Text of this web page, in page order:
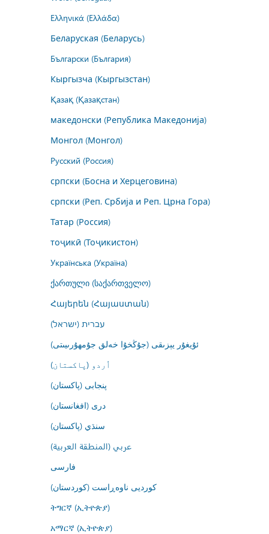
Ελληνικά (Ελλάδα)
Беларуская (Беларусь)
Български (България)
Кыргызча (Кыргызстан)
Қазақ (Қазақстан)
македонски (Република Македонија)
Монгол (Монгол)
Русский (Россия)
српски (Босна и Херцеговина)
српски (Реп. Србија и Реп. Црна Гора)
Татар (Россия)
тоҷикӣ (Тоҷикистон)
Українська (Україна)
ქართული (საქართველო)
Հայերեն (Հայաստան)
עברית (ישראל)
ئۇيغۇر يېزىقى (جۇڭخۇا خەلق جۇمھۇرىيىتى)
اُردو (پاکستان)
پنجابی (پاکستان)
درى (افغانستان)
سنڌي (پاکستان)
عربي (المنطقة العربية)
فارسى
کوردیی ناوەڕاست (کوردستان)
ትግርኛ (ኢትዮጵያ)
አማርኛ (ኢትዮጵያ)